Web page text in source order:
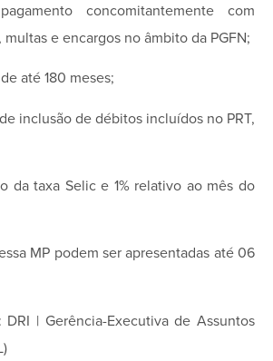
concomitantemente com
e encargos no âmbito da PGFN;
180 meses;
de débitos incluídos no PRT,
Selic e 1% relativo ao mês do
MP podem ser apresentadas até 06
DRI | Gerência-Executiva de Assuntos